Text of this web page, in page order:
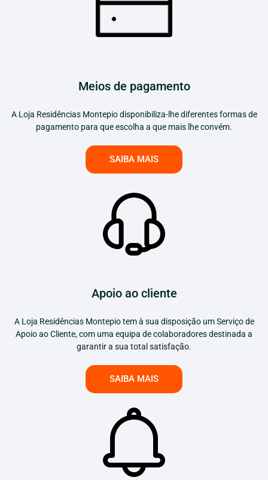
Meios de pagamento
A Loja Residências Montepio disponibiliza-lhe diferentes formas de
pagamento para que escolha a que mais lhe convém.
SAIBA MAIS
Apoio ao cliente
A Loja Residências Montepio tem à sua disposição um Serviço de
Apoio ao Cliente, com uma equipa de colaboradores destinada a
garantir a sua total satisfação.
SAIBA MAIS